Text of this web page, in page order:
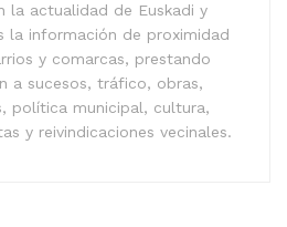
la actualidad de Euskadi y
la información de proximidad
y comarcas, prestando
a sucesos, tráfico, obras,
política municipal, cultura,
y reivindicaciones vecinales.